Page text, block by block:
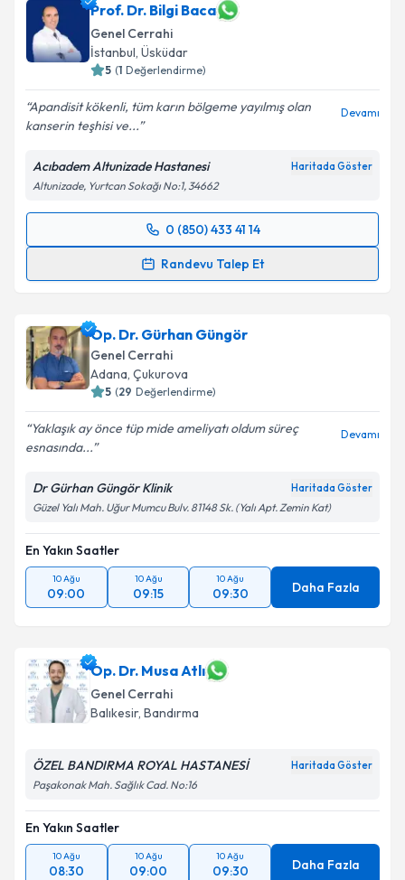
Prof. Dr. Bilgi Baca
Genel Cerrahi
İstanbul, Üsküdar
5 (1 Değerlendirme)
Apandisit kökenli, tüm karın bölgeme yayılmış olan
kanserin teşhisi ve...
Devamı
Acıbadem Altunizade Hastanesi Haritada Göster
Altunizade, Yurtcan Sokağı No:1, 34662
0 (850) 433 41 14
Randevu Talep Et
Randevu Takvimi Talebi
takvim hazırlandığında e-posta ile bilgilendireceğiz.
E-posta Adresiniz
kapsamda işlenmesini kabul ediyorum.
Op. Dr. Gürhan Güngör
Genel Cerrahi
Adana, Çukurova
5 (29 Değerlendirme)
Yaklaşık ay önce tüp mide ameliyatı oldum süreç
esnasında...
Devamı
Dr Gürhan Güngör Klinik Haritada Göster
Güzel Yalı Mah. Uğur Mumcu Bulv. 81148 Sk. (Yalı Apt. Zemin Kat)
En Yakın Saatler
10 Ağu
09:00
10 Ağu
09:15
10 Ağu
09:30 Daha Fazla
Op. Dr. Musa Atlı
Genel Cerrahi
Balıkesir, Bandırma
ÖZEL BANDIRMA ROYAL HASTANESİ Haritada Göster
Paşakonak Mah. Sağlık Cad. No:16
En Yakın Saatler
10 Ağu
08:30
10 Ağu
09:00
10 Ağu
09:30 Daha Fazla